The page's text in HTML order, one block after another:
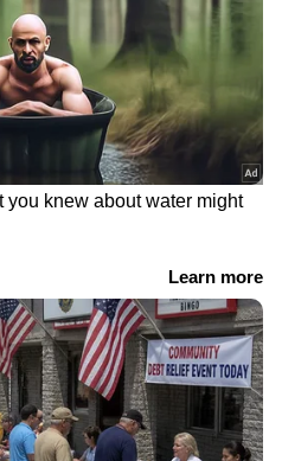
ഇയാൾ
തിടുക്കത്തില്‍ ചൂടുള്ള
ഭക്ഷണം കഴിച്ച് പിന്നാലെ
തണുത്ത വെള്ളവും